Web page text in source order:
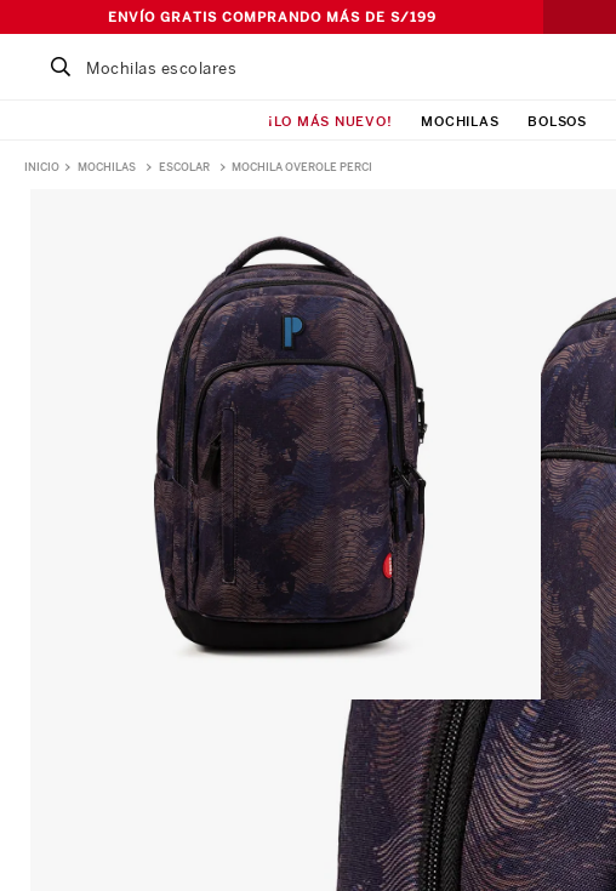
ENVÍO GRATIS COMPRANDO MÁS DE S/199
Buscar un producto...
¡LO MÁS NUEVO! MOCHILAS BOLSOS
MOCHILAS ESCOLAR MOCHILA OVEROLE PERCI
Pañalera
Maleta
Ismalia
Canguro
Loncheras
Mochila Viajera